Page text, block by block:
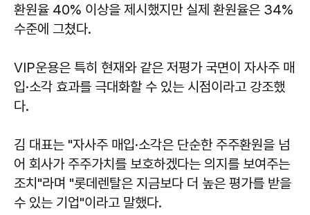
환원율 40% 이상을 제시했지만 실제 환원율은 34%
수준에 그쳤다.
VIP운용은 특히 현재와 같은 저평가 국면이 자사주 매
입·소각 효과를 극대화할 수 있는 시점이라고 강조했
다.
김 대표는 "자사주 매입·소각은 단순한 주주환원을 넘
어 회사가 주주가치를 보호하겠다는 의지를 보여주는
조치"라며 "롯데렌탈은 지금보다 더 높은 평가를 받을
수 있는 기업"이라고 말했다.